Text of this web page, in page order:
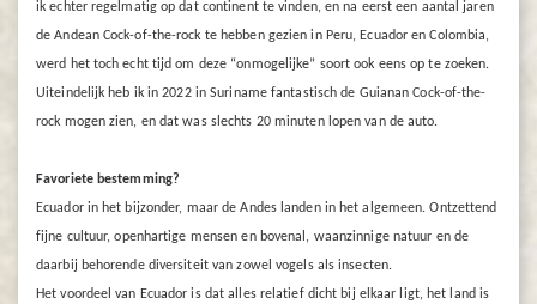
ik echter regelmatig op dat continent te vinden, en na eerst een aantal jaren
de Andean Cock-of-the-rock te hebben gezien in Peru, Ecuador en Colombia,
werd het toch echt tijd om deze “onmogelijke” soort ook eens op te zoeken.
Uiteindelijk heb ik in 2022 in Suriname fantastisch de Guianan Cock-of-the-
rock mogen zien, en dat was slechts 20 minuten lopen van de auto.
Favoriete bestemming?
Ecuador in het bijzonder, maar de Andes landen in het algemeen. Ontzettend
fijne cultuur, openhartige mensen en bovenal, waanzinnige natuur en de
daarbij behorende diversiteit van zowel vogels als insecten.
Het voordeel van Ecuador is dat alles relatief dicht bij elkaar ligt, het land is